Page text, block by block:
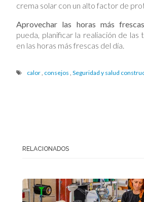
crema solar con un alto factor de
Aprovechar las horas más frescas
pueda, planificar la realiación de las
en las horas más frescas del día.
calor, consejos , Seguridad y salud
RELACIONADOS